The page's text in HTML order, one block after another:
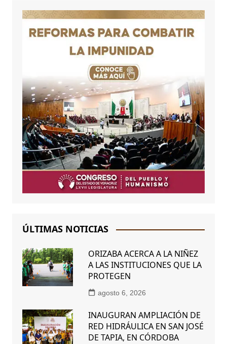
ÚLTIMAS NOTICIAS
ORIZABA ACERCA A LA NIÑEZ
A LAS INSTITUCIONES QUE LA
PROTEGEN
agosto 6, 2026
INAUGURAN AMPLIACIÓN DE
RED HIDRÁULICA EN SAN JOSÉ
DE TAPIA, EN CÓRDOBA